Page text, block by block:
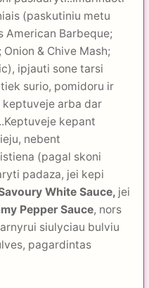
(paskutiniu metu
American Barbeque;
& Chive Mash;
ipjauti sone tarsi
surio, pomidoru ir
arba dar
kepant
nebent
(pagal skoni
padaza, jei kepi
White Sauce, jei
Pepper Sauce, nors
siulyciau bulviu
pagardintas